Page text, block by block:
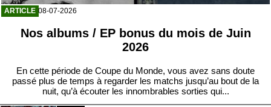
ARTICLE 08-07-2026
Nos albums / EP bonus du mois de Juin
2026
En cette période de Coupe du Monde, vous avez sans doute
passé plus de temps à regarder les matchs jusqu’au bout de la
nuit, qu’à écouter les innombrables sorties qui...